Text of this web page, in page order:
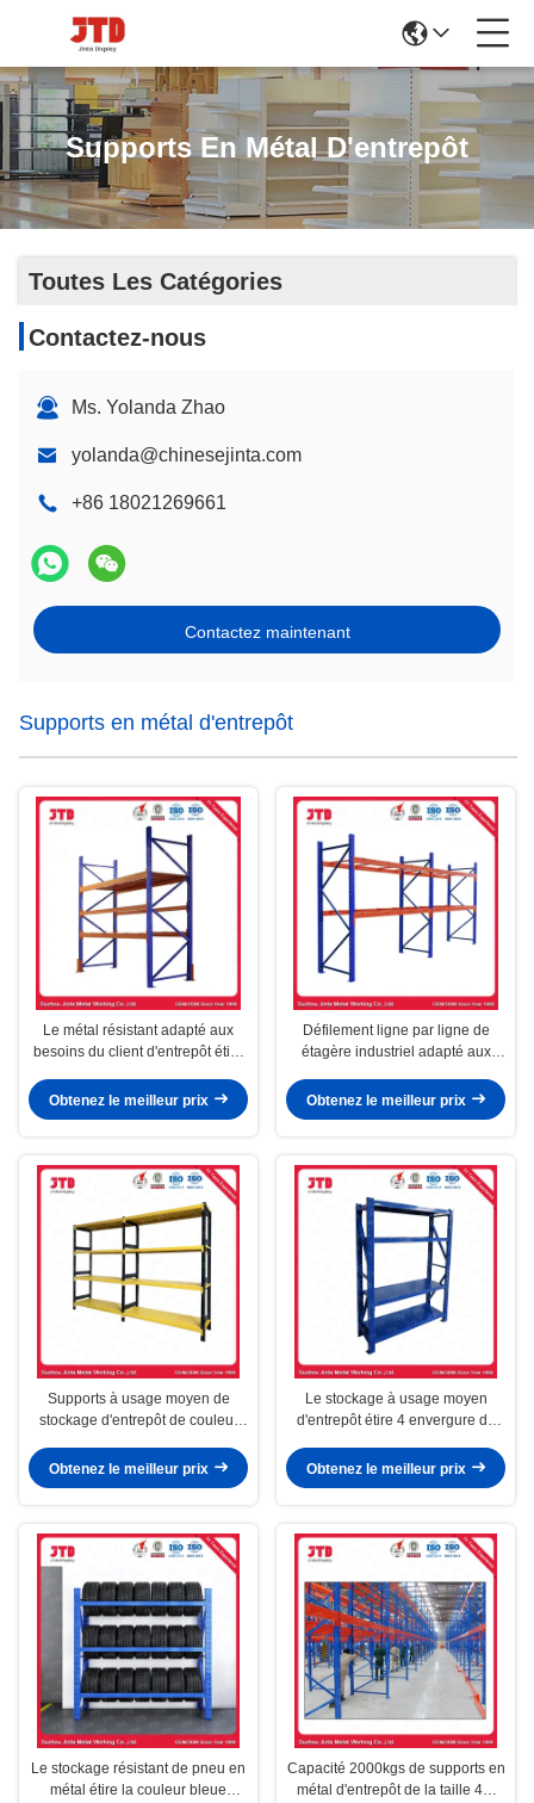
Supports En Métal D'entrepôt
Toutes Les Catégories
Contactez-nous
Ms. Yolanda Zhao
yolanda@chinesejinta.com
+86 18021269661
Contactez maintenant
Supports en métal d'entrepôt
Le métal résistant adapté aux
besoins du client d'entrepôt étire
du stockage 4000kg/Layer
Obtenez le meilleur prix
Défilement ligne par ligne de
étagère industriel adapté aux
support d'étagère de stockage
d'entrepôt
Obtenez le meilleur prix
Supports à usage moyen de
stockage d'entrepôt de couleur
Obtenez le meilleur prix
Le stockage à usage moyen
d'entrepôt étire 4 envergure de
longue
Obtenez le meilleur prix
Le stockage résistant de pneu en
métal étire la couleur bleue
Capacité 2000kgs de supports en
métal d'entrepôt de la taille 4m